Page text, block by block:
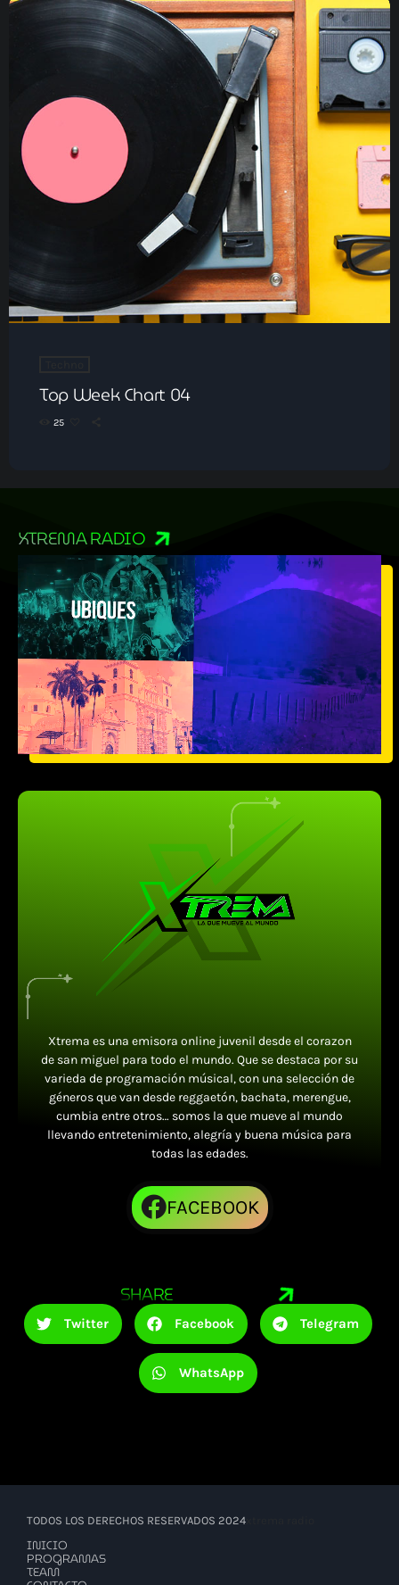
Top Week Chart 04
25
XTREMA RADIO
Xtrema es una emisora online juvenil desde el corazon
de san miguel para todo el mundo. Que se destaca por su
varieda de programación músical, con una selección de
géneros que van desde reggaetón, bachata, merengue,
cumbia entre otros… somos la que mueve al mundo
llevando entretenimiento, alegría y buena música para
todas las edades.
FACEBOOK
SHARE
Twitter Facebook Telegram
WhatsApp
TODOS LOS DERECHOS RESERVADOS 2024
INICIO
PROGRAMAS
TEAM